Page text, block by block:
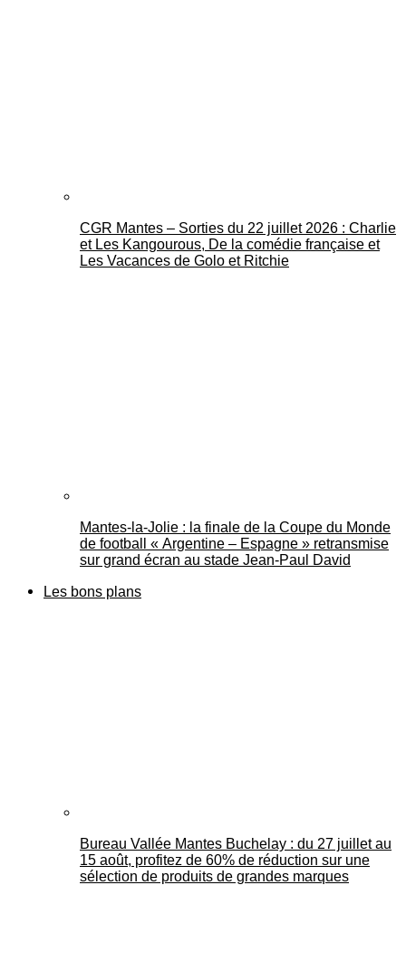
CGR Mantes – Sorties du 22 juillet 2026 : Charlie
et Les Kangourous, De la comédie française et
Les Vacances de Golo et Ritchie
Mantes-la-Jolie : la finale de la Coupe du Monde
de football « Argentine – Espagne » retransmise
sur grand écran au stade Jean-Paul David
Les bons plans
Bureau Vallée Mantes Buchelay : du 27 juillet au
15 août, profitez de 60% de réduction sur une
sélection de produits de grandes marques